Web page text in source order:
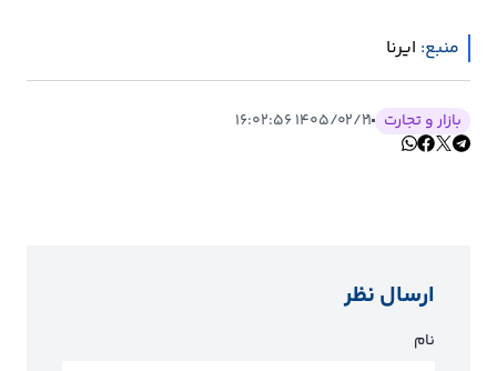
منبع: ایرنا
بازار و تجارت ۱۴۰۵/۰۲/۲۱ ۱۶:۰۲:۵۶
ارسال نظر
نام